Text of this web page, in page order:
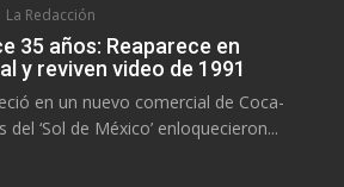
La Redacción
35 años: Reaparece en
y reviven video de 1991
en un nuevo comercial de Coca-
‘Sol de México’ enloquecieron...